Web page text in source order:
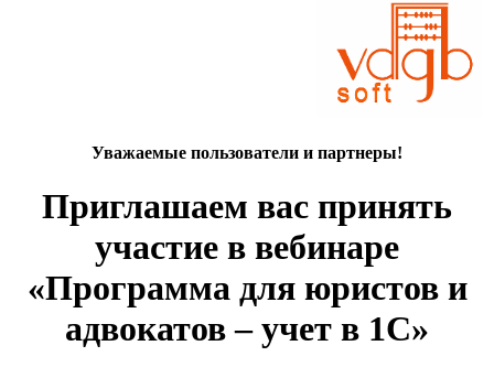
Уважаемые пользователи и партнеры!
Приглашаем вас принять
участие в вебинаре
«Программа для юристов и
адвокатов – учет в 1С»